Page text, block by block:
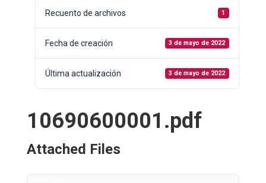
Recuento de archivos 1
Fecha de creación 3 de mayo de 2022
Última actualización 3 de mayo de 2022
10690600001.pdf
Attached Files